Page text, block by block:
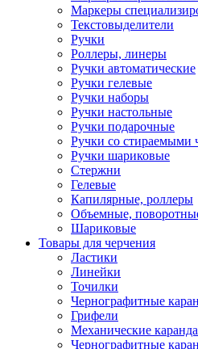
Маркеры
Текстовыделители
Ручки
Роллеры, линеры
Ручки автоматические
Ручки гелевые
Ручки наборы
Ручки настольные
Ручки подарочные
Ручки со стираемыми
Ручки шариковые
Стержни
Гелевые
Капилярные, роллеры
Объемные,
Шариковые
Товары для черчения
Ластики
Линейки
Точилки
Чернографитные
Грифели
Механические
Чернографитные